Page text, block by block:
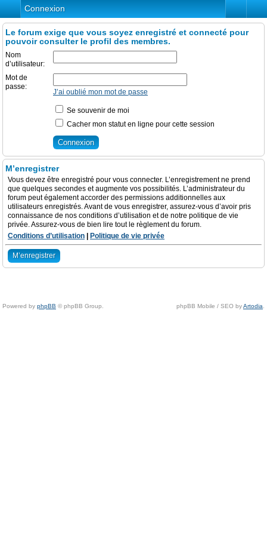
Connexion
Le forum exige que vous soyez enregistré et connecté pour
pouvoir consulter le profil des membres.
Nom
d’utilisateur:
Mot de
passe:
J’ai oublié mon mot de passe
Se souvenir de moi
Cacher mon statut en ligne pour cette session
M’enregistrer
Vous devez être enregistré pour vous connecter. L’enregistrement ne prend
que quelques secondes et augmente vos possibilités. L’administrateur du
forum peut également accorder des permissions additionnelles aux
utilisateurs enregistrés. Avant de vous enregistrer, assurez-vous d’avoir pris
connaissance de nos conditions d’utilisation et de notre politique de vie
privée. Assurez-vous de bien lire tout le règlement du forum.
Conditions d’utilisation
Politique de vie privée
M’enregistrer
Powered by phpBB © phpBB Group. phpBB Mobile / SEO byArtodia